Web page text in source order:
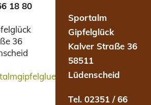
18 80
36
Sportalm
Gipfelglück
Kalver Straße 36
58511
Lüdenscheid
Tel. 02351 / 66